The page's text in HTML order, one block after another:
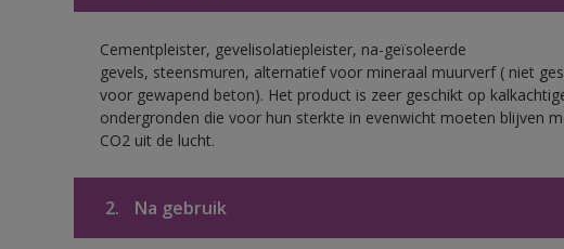
Cementpleister, gevelisolatiepleister, na-geïsoleerde
gevels, steensmuren, alternatief voor mineraal muurverf ( niet
voor gewapend beton). Het product is zeer geschikt op
ondergronden die voor hun sterkte in evenwicht moeten blijven
CO2 uit de lucht.
2. Na gebruik